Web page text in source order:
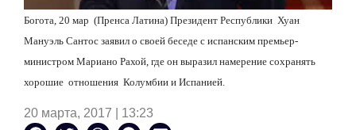
Богота, 20 мар (Пренса Латина) Президент Республики Хуан
Мануэль Сантос заявил о своей беседе с испанским премьер-
министром Мариано Рахой, где он выразил намерение сохранять
хорошие отношения Колумбии и Испанией.
20 марта, 2017 | 13:23